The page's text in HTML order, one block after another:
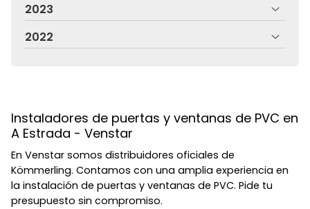
2023
2022
Instaladores de puertas y ventanas de PVC en
A Estrada - Venstar
En Venstar somos distribuidores oficiales de
Kömmerling. Contamos con una amplia experiencia en
la instalación de puertas y ventanas de PVC. Pide tu
presupuesto sin compromiso.